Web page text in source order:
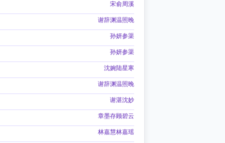
宋俞周溪
谢辞渊温照晚
孙妍参渠
孙妍参渠
沈婉陆星寒
谢辞渊温照晚
谢湛沈妙
章墨存顾碧云
林嘉慧林嘉瑶